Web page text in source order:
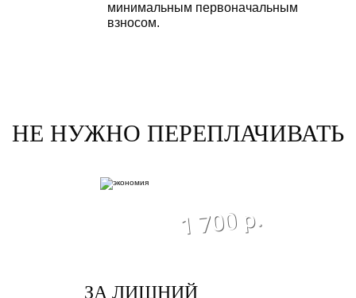
минимальным первоначальным
взносом.
НЕ НУЖНО ПЕРЕПЛАЧИВАТЬ
1 700 р.
ЗА ЛИШНИЙ